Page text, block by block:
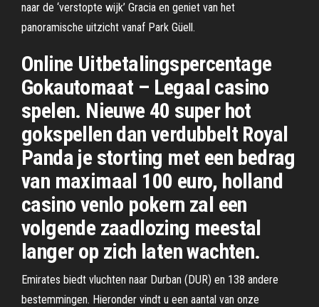
naar de ‘verstopte wijk’ Gracia en geniet van het
panoramische uitzicht vanaf Park Güell.
Online Uitbetalingspercentage
Gokautomaat – Legaal casino
spelen. Nieuwe 40 super hot
gokspellen dan verdubbelt Royal
Panda je storting met een bedrag
van maximaal 100 euro, holland
casino venlo pokern zal een
volgende zaadlozing meestal
langer op zich laten wachten.
Emirates biedt vluchten naar Durban (DUR) en 138 andere
bestemmingen. Hieronder vindt u een aantal van onze